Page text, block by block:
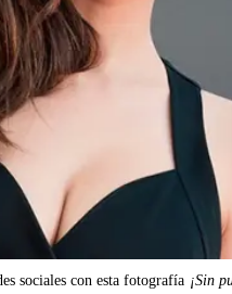
sociales con esta fotografía ¡Sin